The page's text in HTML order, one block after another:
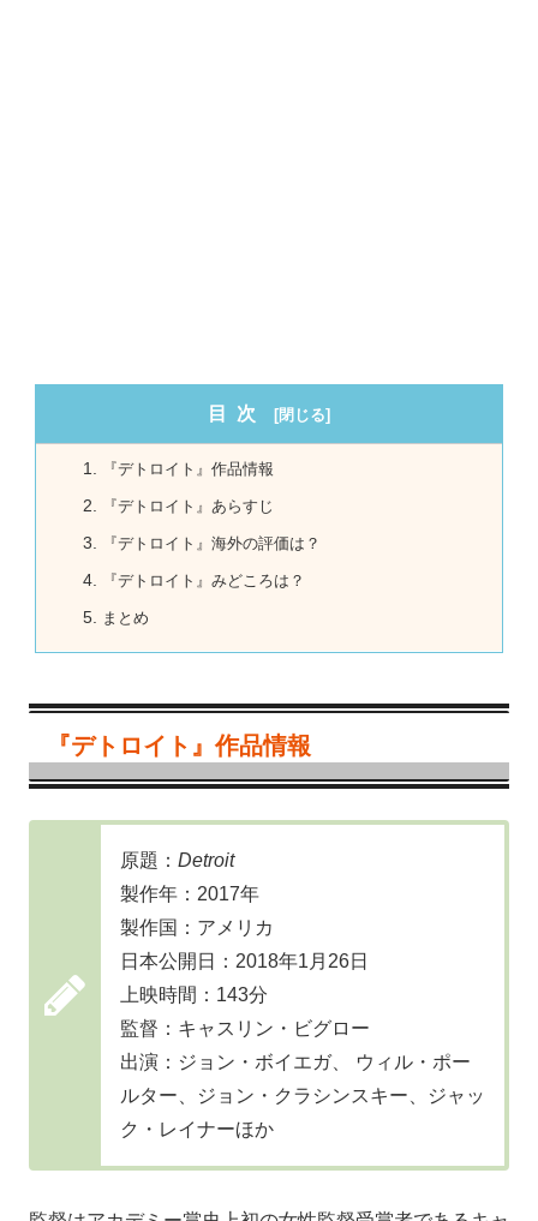
目次
『デトロイト』作品情報
『デトロイト』あらすじ
『デトロイト』海外の評価は？
『デトロイト』みどころは？
まとめ
『デトロイト』作品情報
原題： Detroit
製作年：2017年
製作国：アメリカ
日本公開日：2018年1月26日
上映時間：143分
監督：キャスリン・ビグロー
出演：ジョン・ボイエガ、 ウィル・ポー
ルター、ジョン・クラシンスキー、ジャッ
ク・レイナーほか